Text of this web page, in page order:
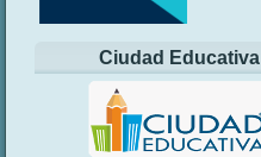
Ciudad Educativa